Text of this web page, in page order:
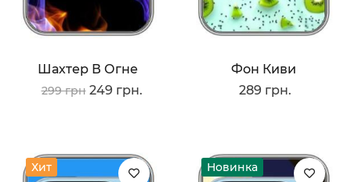
Шахтер В Огне
299 грн 249 грн.
Фон Киви
289 грн.
Хит Новинка